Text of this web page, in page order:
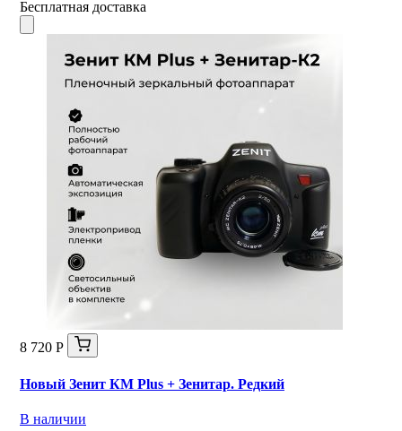
Бесплатная доставка
8 720 Р
Новый Зенит КМ Plus + Зенитар. Редкий
В наличии